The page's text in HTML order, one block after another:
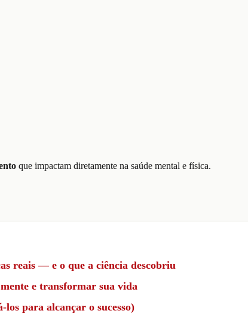
que impactam diretamente na saúde mental e física.
reais — e o que a ciência descobriu
e transformar sua vida
los para alcançar o sucesso)